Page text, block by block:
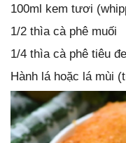
100ml kem tươi
1/2 thìa cà phê muối
1/4 thìa cà phê tiêu
Hành lá hoặc lá mùi